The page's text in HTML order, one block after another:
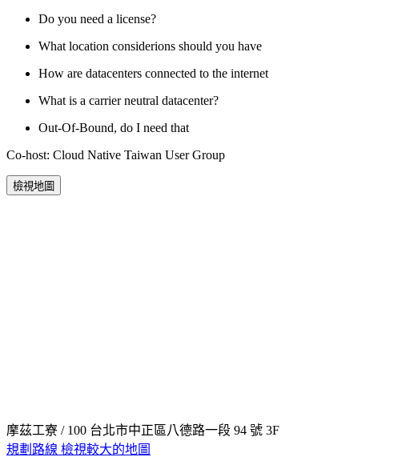
Do you need a license?
What location considerions should you have
How are datacenters connected to the internet
What is a carrier neutral datacenter?
Out-Of-Bound, do I need that
Co-host: Cloud Native Taiwan User Group
檢視地圖
摩茲工寮 / 100 台北市中正區八德路一段 94 號 3F
規劃路線 檢視較大的地圖